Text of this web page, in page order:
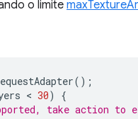
o limite
();
< 30)
{
take action to